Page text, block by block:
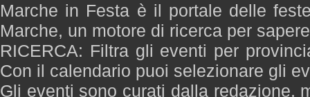
Marche in Festa è il portale delle
Marche, un motore di ricerca per
RICERCA: Filtra gli eventi per
Con il calendario puoi selezionare gli
Gli eventi sono curati dalla redazione,